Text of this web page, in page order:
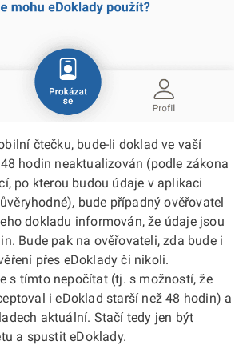
čtečku, bude-li doklad ve vaší
hodin neaktualizován (podle zákona
po kterou budou údaje v aplikaci
bude případný ověřovatel
dokladu informován, že údaje jsou
Bude pak na ověřovateli, zda bude i
přes eDoklady či nikoli.
s tímto nepočítat (tj. s možností, že
i eDoklad starší než 48 hodin) a
aktuální. Stačí tedy jen být
a spustit eDoklady.